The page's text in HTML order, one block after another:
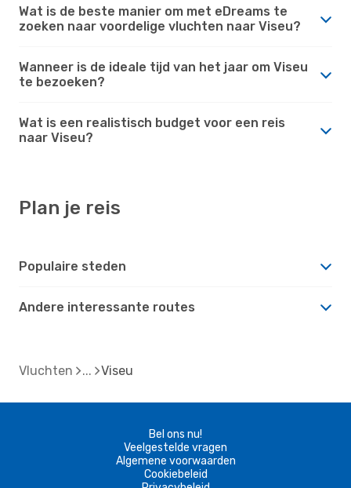
Wat is de beste manier om met eDreams te
zoeken naar voordelige vluchten naar Viseu?
Wanneer is de ideale tijd van het jaar om Viseu
te bezoeken?
Wat is een realistisch budget voor een reis
naar Viseu?
Plan je reis
Populaire steden
Andere interessante routes
Vluchten Viseu
Bel ons nu!
Veelgestelde vragen
Algemene voorwaarden
Cookiebeleid